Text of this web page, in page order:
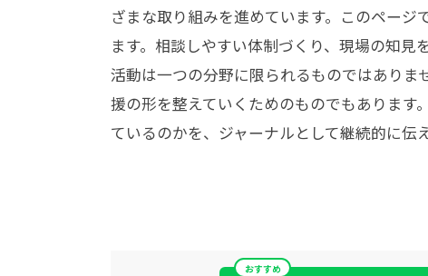
ざまな取り組みを進めています。このペー
ます。相談しやすい体制づくり、現場の知
活動は一つの分野に限られるものではあり
援の形を整えていくためのものでもありま
ているのかを、ジャーナルとして継続的に伝
おすすめ